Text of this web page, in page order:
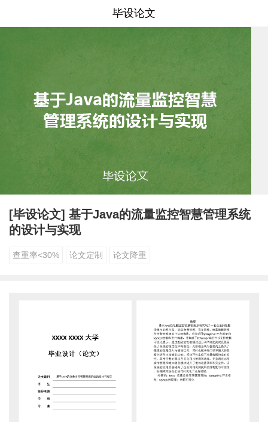
毕设论文
[毕设论文] 基于Java的流量监控智慧管理系统
的设计与实现
查重率<30% 论文定制 论文降重